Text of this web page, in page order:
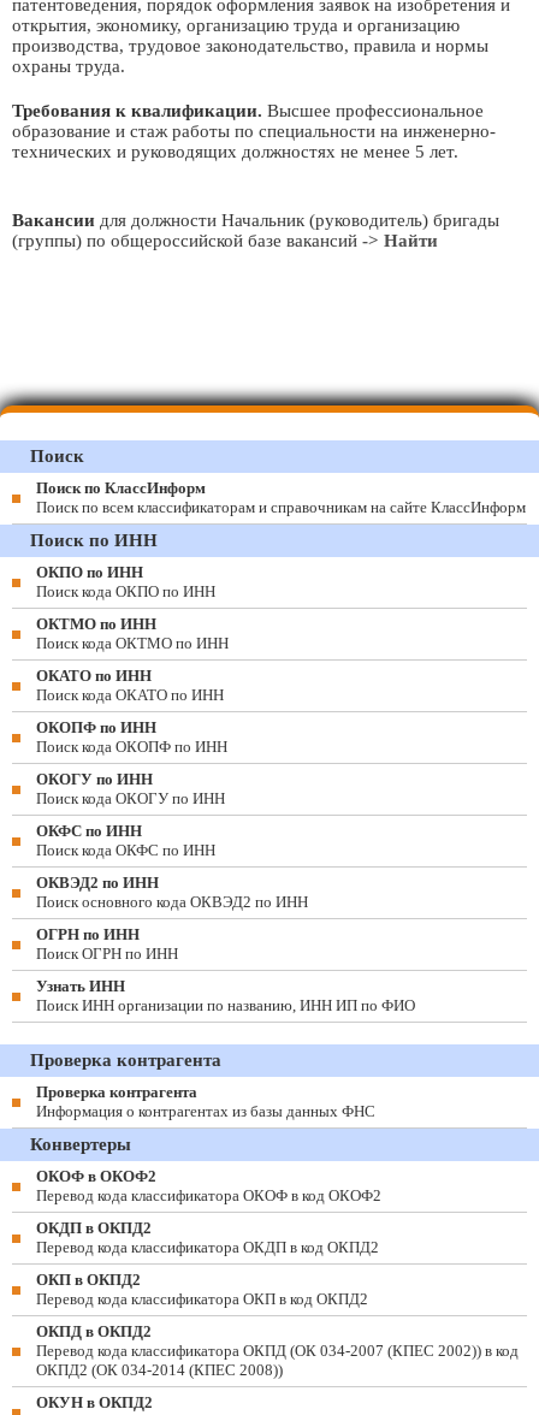
патентоведения, порядок оформления заявок на изобретения и
открытия, экономику, организацию труда и организацию
производства, трудовое законодательство, правила и нормы
охраны труда.
Требования к квалификации. Высшее профессиональное
образование и стаж работы по специальности на инженерно-
технических и руководящих должностях не менее 5 лет.
Вакансии для должности Начальник (руководитель) бригады
(группы) по общероссийской базе вакансий -> Найти
Поиск
Поиск по КлассИнформ
Поиск по всем классификаторам и справочникам на сайте КлассИнформ
Поиск по ИНН
ОКПО по ИНН
Поиск кода ОКПО по ИНН
ОКТМО по ИНН
Поиск кода ОКТМО по ИНН
ОКАТО по ИНН
Поиск кода ОКАТО по ИНН
ОКОПФ по ИНН
Поиск кода ОКОПФ по ИНН
ОКОГУ по ИНН
Поиск кода ОКОГУ по ИНН
ОКФС по ИНН
Поиск кода ОКФС по ИНН
ОКВЭД2 по ИНН
Поиск основного кода ОКВЭД2 по ИНН
ОГРН по ИНН
Поиск ОГРН по ИНН
Узнать ИНН
Поиск ИНН организации по названию, ИНН ИП по ФИО
Проверка контрагента
Проверка контрагента
Информация о контрагентах из базы данных ФНС
Конвертеры
ОКОФ в ОКОФ2
Перевод кода классификатора ОКОФ в код ОКОФ2
ОКДП в ОКПД2
Перевод кода классификатора ОКДП в код ОКПД2
ОКП в ОКПД2
Перевод кода классификатора ОКП в код ОКПД2
ОКПД в ОКПД2
Перевод кода классификатора ОКПД (ОК 034-2007 (КПЕС 2002)) в код
ОКПД2 (ОК 034-2014 (КПЕС 2008))
ОКУН в ОКПД2